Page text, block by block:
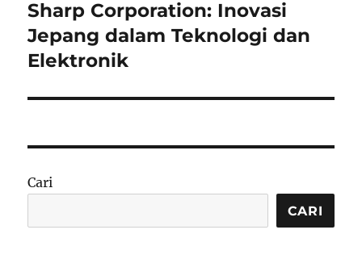
Next
post:
Sharp Corporation: Inovasi
Jepang dalam Teknologi dan
Elektronik
Cari
CARI